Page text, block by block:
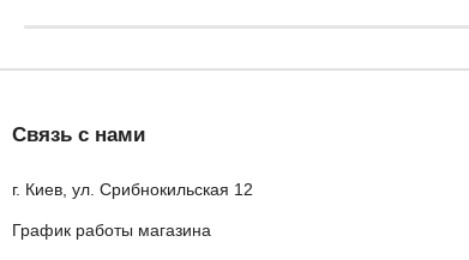
Связь с нами
г. Киев, ул. Срибнокильская 12
График работы магазина